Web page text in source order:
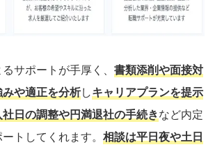
サポートが手厚く、 書類添削や面接対
みや適正を分析しキャリアプランを提示
社日の調整や円満退社の手続きなど内定
トしてくれます。 相談は平日夜や土日